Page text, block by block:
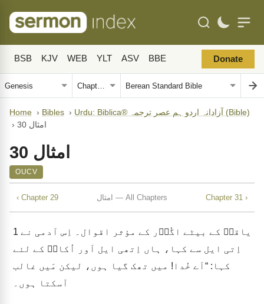
BSB KJV WEB YLT ASV BBE Donate
Home › Bibles ›
Urdu: Biblica® آزادانہ اردو ہم عصر ترجمہ (Bible)
›
امثال 30
امثال 30
OUCV
‹ Chapter 29 امثال — All Chapters Chapter 31 ›
1
اِتی ایل سے کہا، ہاں اِتھی ایل اَور اُکالؔ کے لئے
کہا: “اَے خُدا! میں تھک گیا ہوں، لیکن مَیں غالب
آسکتا ہوں۔